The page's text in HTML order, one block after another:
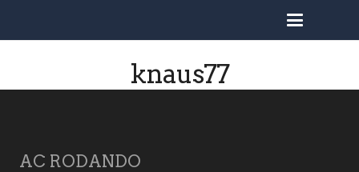
knaus77
AC RODANDO